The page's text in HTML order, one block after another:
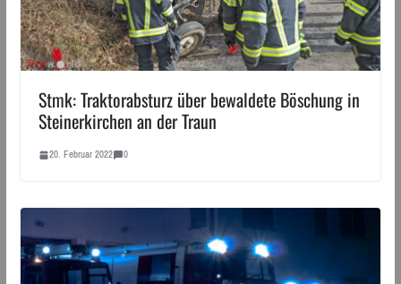
Stmk: Traktorabsturz über bewaldete Böschung in
Steinerkirchen an der Traun
20. Februar 2022 0